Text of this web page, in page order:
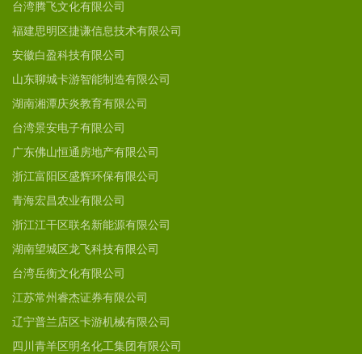
台湾腾飞文化有限公司
福建思明区捷谦信息技术有限公司
安徽白盈科技有限公司
山东聊城卡游智能制造有限公司
湖南湘潭庆炎教育有限公司
台湾景安电子有限公司
广东佛山恒通房地产有限公司
浙江富阳区盛辉环保有限公司
青海宏昌农业有限公司
浙江江干区联名新能源有限公司
湖南望城区龙飞科技有限公司
台湾岳衡文化有限公司
江苏常州睿杰证券有限公司
辽宁普兰店区卡游机械有限公司
四川青羊区明名化工集团有限公司